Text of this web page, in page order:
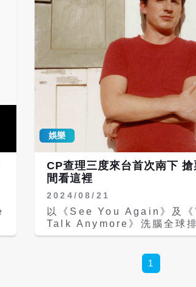
娛樂
CP查理三度來台首次南下
間看這裡
2024/08/21
以《See You Again》及
Talk Anymore》洗腦全球
Charlie Puth（CP查理）
Presents Something New
蛋，將在12/5於高雄巨蛋開
1